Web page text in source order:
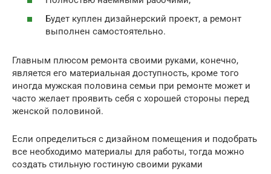
Будет куплен дизайнерский проект, а ремонт
выполнен самостоятельно.
Главным плюсом ремонта своими руками, конечно,
является его материальная доступность, кроме того
иногда мужская половина семьи при ремонте может и
часто желает проявить себя с хорошей стороны перед
женской половиной.
Если определиться с дизайном помещения и подобрать
все необходимо материалы для работы, тогда можно
создать стильную гостиную своими руками